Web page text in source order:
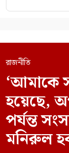
রাজনীতি
‘আমাকে
হয়েছে,
পর্যন্ত
মনিরুল